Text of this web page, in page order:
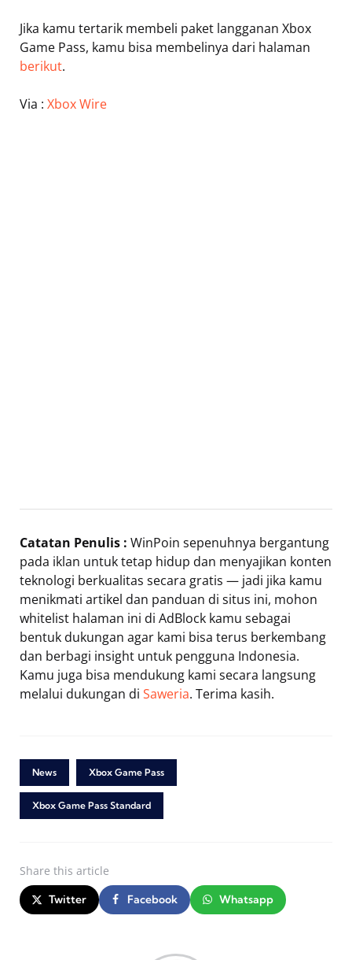
Jika kamu tertarik membeli paket langganan Xbox
Game Pass, kamu bisa membelinya dari halaman
berikut.
Via : Xbox Wire
Catatan Penulis : WinPoin sepenuhnya bergantung
pada iklan untuk tetap hidup dan menyajikan konten
teknologi berkualitas secara gratis — jadi jika kamu
menikmati artikel dan panduan di situs ini, mohon
whitelist halaman ini di AdBlock kamu sebagai
bentuk dukungan agar kami bisa terus berkembang
dan berbagi insight untuk pengguna Indonesia.
Kamu juga bisa mendukung kami secara langsung
melalui dukungan di Saweria. Terima kasih.
News Xbox Game Pass
Xbox Game Pass Standard
Share this article
Twitter Facebook Whatsapp